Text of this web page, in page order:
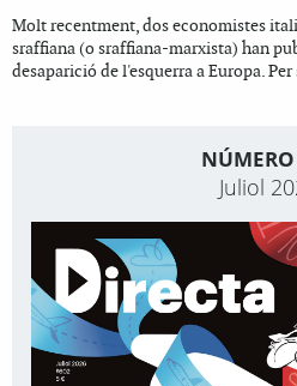
Molt recentment, dos economistes
sraffiana (o sraffiana-marxista) han
desaparició de l'esquerra a Europa.
Juliol